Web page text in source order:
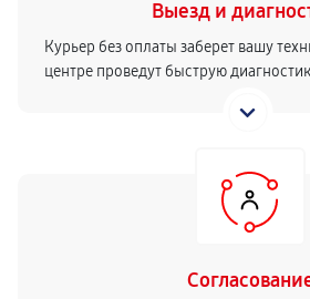
Выезд и
Курьер без оплаты заберет вашу
центре проведут быструю